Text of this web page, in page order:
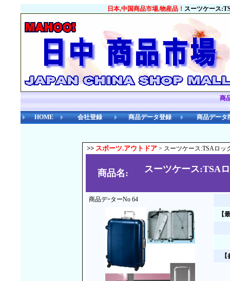
日本,中国商品市場,物産品！ スーツケース
商
HOME 会社登録 商品データ登録 商品データ
>> スポーツ.アウトドア > スーツケース:TSAロ
商品名: スーツケース:TSA
商品デｰターNo 64
【